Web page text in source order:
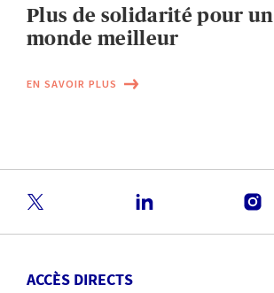
Plus de solidarité pour un
monde meilleur
EN SAVOIR PLUS
ACCÈS DIRECTS